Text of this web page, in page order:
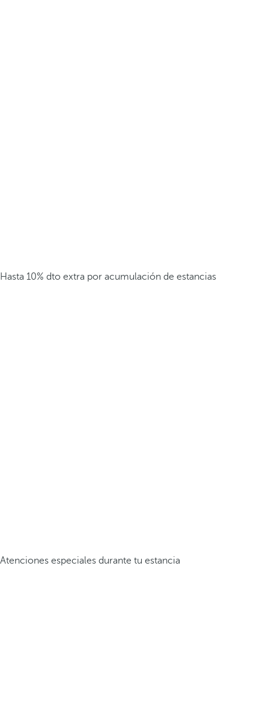
Hasta 10% dto extra por acumulación de estancias
Atenciones especiales durante tu estancia